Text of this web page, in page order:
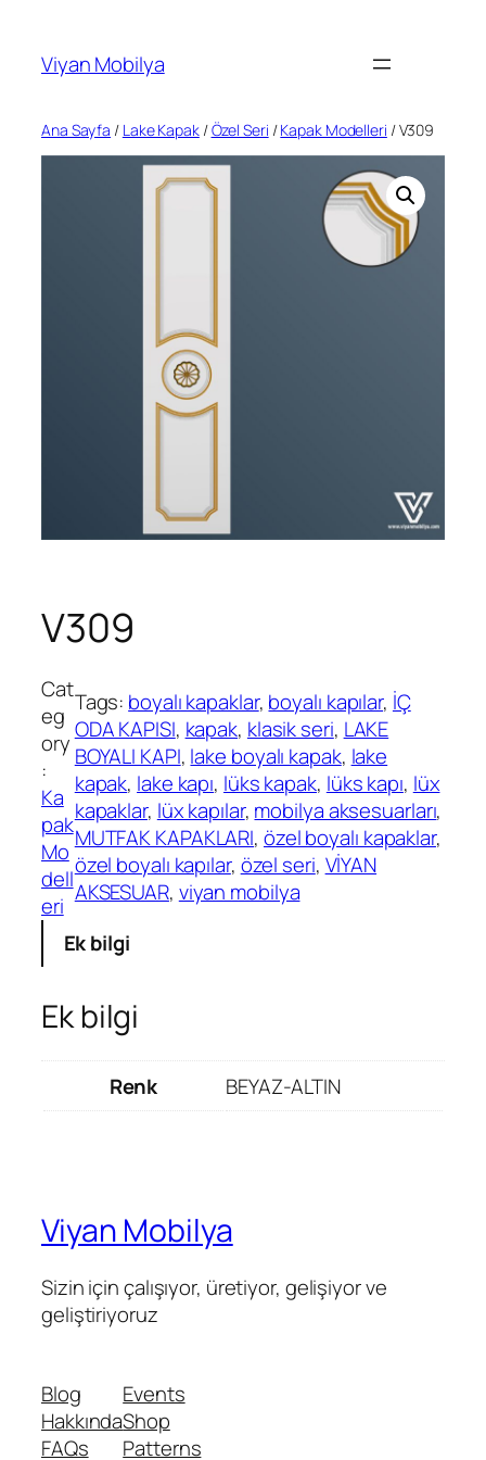
Viyan Mobilya
Ana Sayfa / Lake Kapak/Özel Seri /Kapak Modelleri / V309
V309
Cat
eg
ory
:
Ka
pak
Mo
dell
eri
Tags: boyalı kapaklar, boyalı kapılar, İÇ
ODA KAPISI, kapak, klasik seri, LAKE
BOYALI KAPI, lake boyalı kapak, lake
kapak, lake kapı, lüks kapak, lüks kapı, lüx
kapaklar, lüx kapılar, mobilya aksesuarları
MUTFAK KAPAKLARI, özel boyalı kapaklar
özel boyalı kapılar, özel seri, VİYAN
AKSESUAR, viyan mobilya
Ek bilgi
Ek bilgi
Renk BEYAZ-ALTIN
Viyan Mobilya
Sizin için çalışıyor, üretiyor, gelişiyor ve
geliştiriyoruz
Blog
Hakkında
FAQs
Events
Shop
Patterns